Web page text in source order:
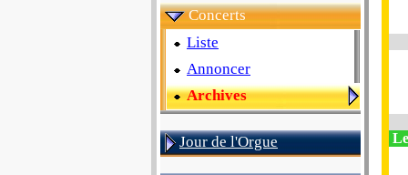
Concerts
Liste
Annoncer
Archives
Jour de l'Orgue